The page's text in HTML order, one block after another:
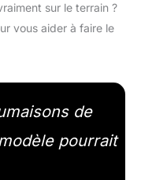
sur le terrain ?
vous aider à faire le
de
pourrait